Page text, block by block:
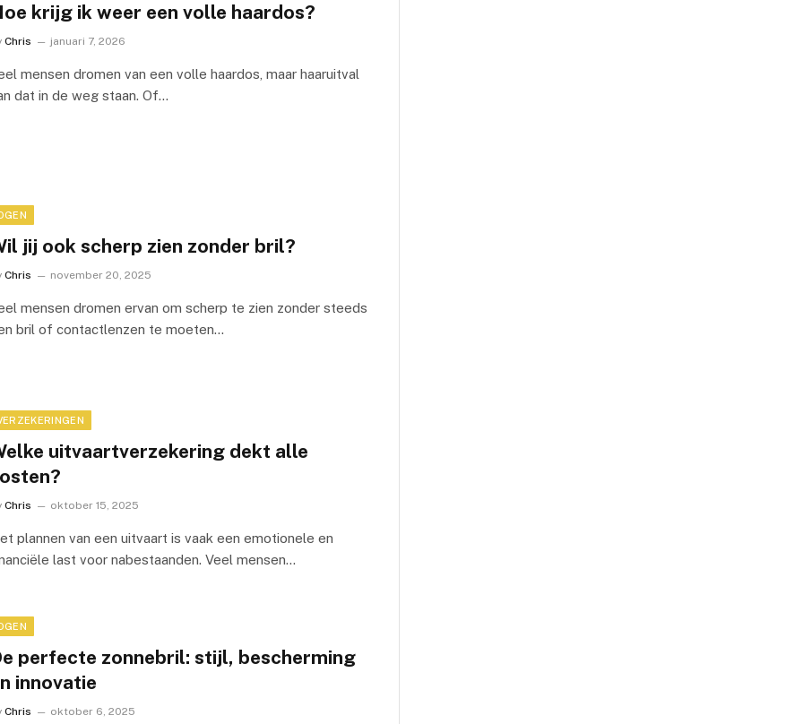
krijg ik weer een volle haardos?
Chris januari 7, 2026
mensen dromen van een volle haardos, maar haaruitval
dat in de weg staan. Of…
jij ook scherp zien zonder bril?
Chris november 20, 2025
mensen dromen ervan om scherp te zien zonder steeds
bril of contactlenzen te moeten…
uitvaartverzekering dekt alle
Chris oktober 15, 2025
plannen van een uitvaart is vaak een emotionele en
last voor nabestaanden. Veel mensen…
perfecte zonnebril: stijl, bescherming
innovatie
Chris oktober 6, 2025